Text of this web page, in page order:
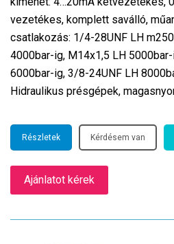
vezetékes, komplett saválló,
csatlakozás: 1/4-28UNF LH
4000bar-ig, M14x1,5 LH
6000bar-ig, 3/8-24UNF LH
Hidraulikus présgépek,
Részletek Kérdésem van
Ajánlatot kérek